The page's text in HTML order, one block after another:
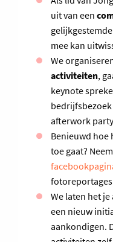
uit van een
mee kan
We
activiteiten,
keynote
afterwork
Benieuwd hoe
toe gaat?
We laten het
een nieuw
aankondigen.